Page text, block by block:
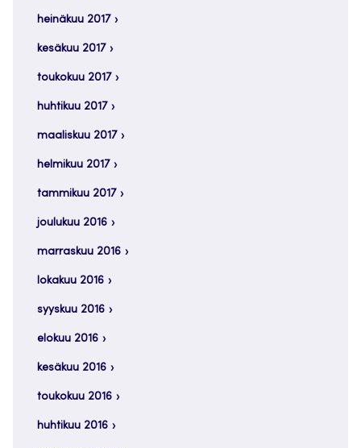
heinäkuu 2017
kesäkuu 2017
toukokuu 2017
huhtikuu 2017
maaliskuu 2017
helmikuu 2017
tammikuu 2017
joulukuu 2016
marraskuu 2016
lokakuu 2016
syyskuu 2016
elokuu 2016
kesäkuu 2016
toukokuu 2016
huhtikuu 2016